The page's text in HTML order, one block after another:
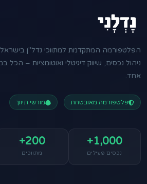
הפלטפורמה המתקדמת למתווכי נדל"ן
ניהול נכסים, שיווק דיגיטלי ואוטומציות – הכל
אחד.
פלטפורמה מאובטחת מורשי תיווך
1,000+
נכסים פעילים
200+
מתווכים